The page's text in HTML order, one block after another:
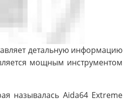
детальную информацию
мощным инструментом
называлась Aida64 Extreme